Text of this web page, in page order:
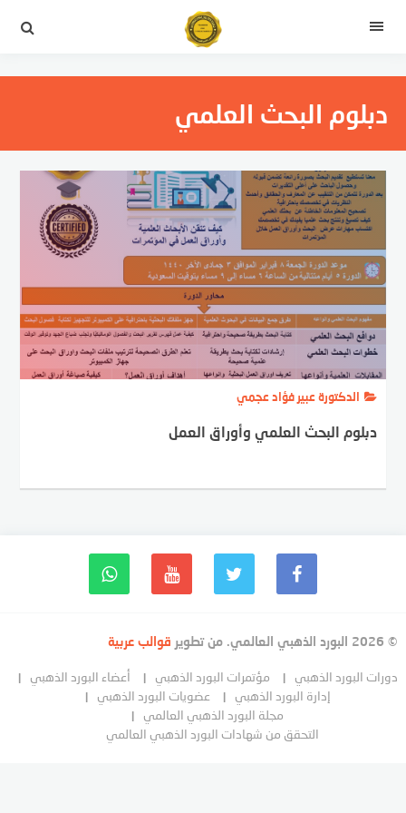
دبلوم البحث العلمي
الدكتورة عبير فؤاد عجمي
دبلوم البحث العلمي وأوراق العمل
© 2026 البورد الذهبي العالمي. من تطوير قوالب عربية
دورات البورد الذهبي مؤتمرات البورد الذهبي
أعضاء البورد الذهبي
إدارة البورد الذهبي
عضويات البورد الذهبي
مجلة البورد الذهبي العالمي
التحقق من شهادات البورد الذهبي العالمي